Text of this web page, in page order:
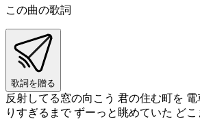
この曲の歌詞
歌詞を贈る
反射してる窓の向こう 君の住む町を
りすぎるまで ずーっと眺めていた ど